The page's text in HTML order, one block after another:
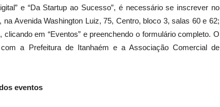
e “Da Startup ao Sucesso”, é necessário se inscrever no
Avenida Washington Luiz, 75, Centro, bloco 3, salas 60 e 62;
, clicando em “Eventos” e preenchendo o formulário completo. O
a Prefeitura de Itanhaém e a Associação Comercial de
eventos